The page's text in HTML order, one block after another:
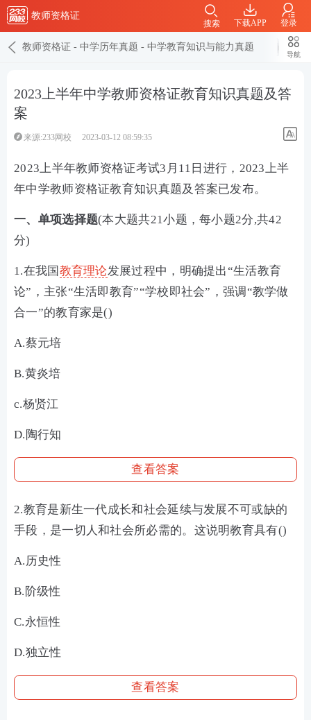
教师资格证
下载APP 登录
搜索
教师资格证 - 中学历年真题 - 中学教育知识与能力真题
导航
2023上半年中学教师资格证教育知识真题及答
案
来源:233网校 2023-03-12 08:59:35
2023上半年教师资格证考试3月11日进行，2023上半
年中学教师资格证教育知识真题及答案已发布。
一、单项选择题(本大题共21小题，每小题2分,共42
分)
1.在我国 教育理论发展过程中，明确提出“生活教育
论”，主张“生活即教育”“学校即社会”，强调“教学做
合一”的教育家是()
A.蔡元培
B.黄炎培
c.杨贤江
D.陶行知
查看答案
2.教育是新生一代成长和社会延续与发展不可或缺的
手段，是一切人和社会所必需的。这说明教育具有()
A.历史性
B.阶级性
C.永恒性
D.独立性
查看答案